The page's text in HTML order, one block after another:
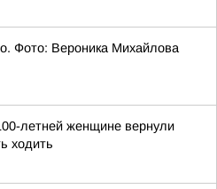
Фото: Вероника Михайлова
летней женщине вернули
ходить